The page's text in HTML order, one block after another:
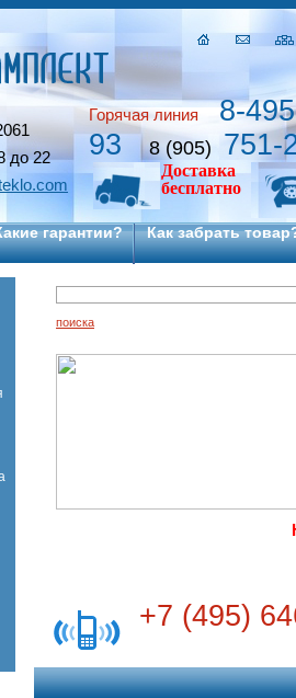
до 22
Горячая линия
8-
93
8 (905) 751-
Доставка
бесплатно
гарантии? Как забрать
поиска
+7 (495)